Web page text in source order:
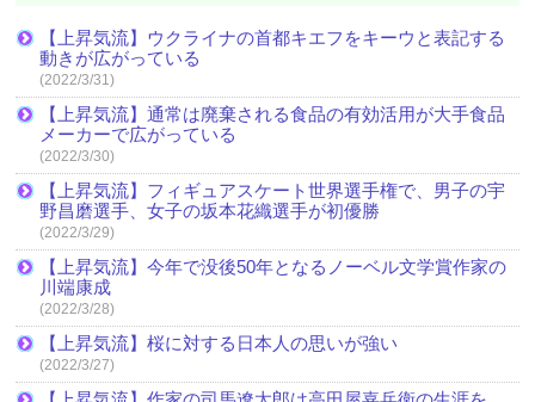
【上昇気流】ウクライナの首都キエフをキーウと表記する
動きが広がっている
(2022/3/31)
【上昇気流】通常は廃棄される食品の有効活用が大手食品
メーカーで広がっている
(2022/3/30)
【上昇気流】フィギュアスケート世界選手権で、男子の宇
野昌磨選手、女子の坂本花織選手が初優勝
(2022/3/29)
【上昇気流】今年で没後50年となるノーベル文学賞作家の
川端康成
(2022/3/28)
【上昇気流】桜に対する日本人の思いが強い
(2022/3/27)